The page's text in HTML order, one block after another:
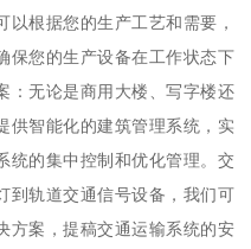
根据您的生产工艺和需要，
保您的生产设备在工作状态下
：无论是商用大楼、写字楼还
供智能化的建筑管理系统，实
统的集中控制和优化管理。交
到轨道交通信号设备，我们可
方案，提稿交通运输系统的安